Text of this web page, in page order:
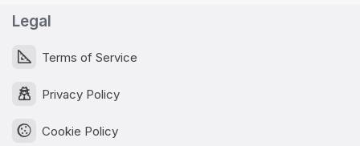
Legal
Terms of Service
Privacy Policy
Cookie Policy